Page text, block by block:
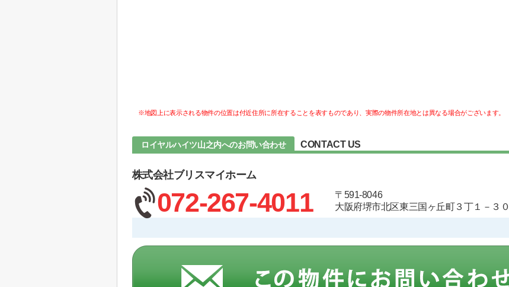
※地図上に表示される物件の位置は付近住所に所在することを表すものであり、実際の物件所在地とは異なる場合がございます。
ロイヤルハイツ山之内へのお問い合わせ CONTACT US
株式会社ブリスマイホーム
072-267-4011
〒591-8046
大阪府堺市北区東三国ヶ丘町３丁１－３０